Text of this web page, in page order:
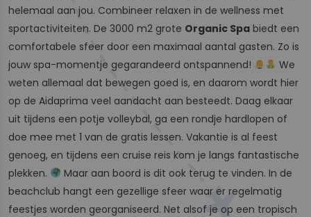
helemaal aan jou. Combineer relaxen in de wellness met
sportactiviteiten. De 3000 m2 grote Organic Spa biedt een
comfortabele sfeer door een maximaal aantal gasten. Zo is
jouw spa-momentje gegarandeerd ontspannend!
We
weten allemaal dat bewegen goed is, en daarom wordt hier
op de Aidaprima veel aandacht aan besteedt. Daag elkaar
uit tijdens een potje volleybal, ga een rondje hardlopen of
doe mee met 1 van de gratis lessen. Vakantie is al feest
genoeg, en tijdens een cruise reis kom je langs fantastische
plekken.
Maar aan boord is dit ook terug te vinden. In de
beachclub hangt een gezellige sfeer waar er regelmatig
feestjes worden georganiseerd. Net alsof je op een tropisch